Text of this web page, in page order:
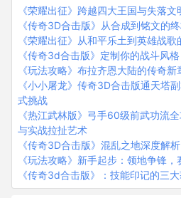
《荣耀出征》跨越四大王国与失落
《传奇3D合击版》从合成到铭文的终
《荣耀出征》从和平乐土到英雄战歌
《传奇3d合击版》定制你的战斗风
《玩法攻略》布拉齐恩大陆的传奇新
《小小屠龙》传奇3D合击版通天塔
式挑战
《热江武林版》弓手60级前武功流
与实战拉扯艺术
《传奇3D合击版》混乱之地深度解
《玩法攻略》新手起步：领地争锋，
《传奇3d合击版》：技能印记的三